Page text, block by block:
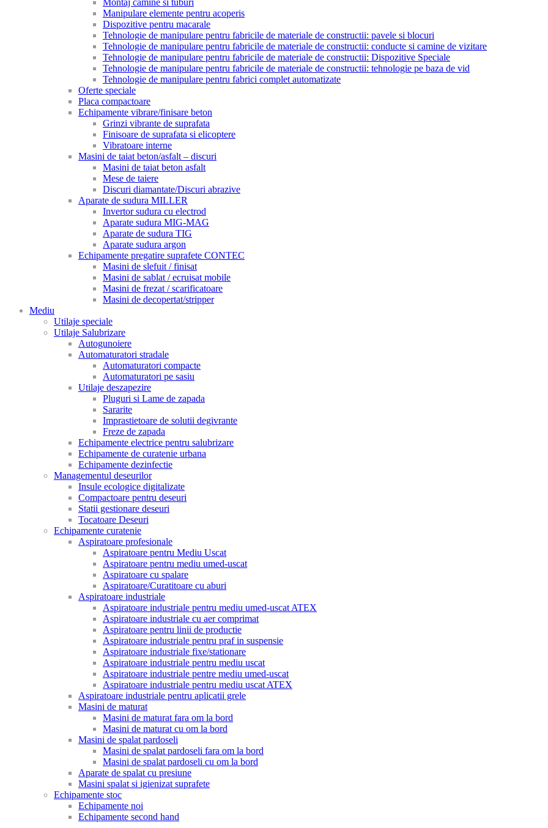
Montaj camine si tuburi
Manipulare elemente pentru acoperis
Dispozitive pentru macarale
Tehnologie de manipulare pentru fabricile de materiale de constructii: pavele si blocuri
Tehnologie de manipulare pentru fabricile de materiale de constructii: conducte si camine de vizitare
Tehnologie de manipulare pentru fabricile de materiale de constructii: Dispozitive Speciale
Tehnologie de manipulare pentru fabricile de materiale de constructii: tehnologie pe baza de vid
Tehnologie de manipulare pentru fabrici complet automatizate
Oferte speciale
Placa compactoare
Echipamente vibrare/finisare beton
Grinzi vibrante de suprafata
Finisoare de suprafata si elicoptere
Vibratoare interne
Masini de taiat beton/asfalt – discuri
Masini de taiat beton asfalt
Mese de taiere
Discuri diamantate/Discuri abrazive
Aparate de sudura MILLER
Invertor sudura cu electrod
Aparate sudura MIG-MAG
Aparate de sudura TIG
Aparate sudura argon
Echipamente pregatire suprafete CONTEC
Masini de slefuit / finisat
Masini de sablat / ecruisat mobile
Masini de frezat / scarificatoare
Masini de decopertat/stripper
Mediu
Utilaje speciale
Utilaje Salubrizare
Autogunoiere
Automaturatori stradale
Automaturatori compacte
Automaturatori pe sasiu
Utilaje deszapezire
Pluguri si Lame de zapada
Sararite
Imprastietoare de solutii degivrante
Freze de zapada
Echipamente electrice pentru salubrizare
Echipamente de curatenie urbana
Echipamente dezinfectie
Managementul deseurilor
Insule ecologice digitalizate
Compactoare pentru deseuri
Statii gestionare deseuri
Tocatoare Deseuri
Echipamente curatenie
Aspiratoare profesionale
Aspiratoare pentru Mediu Uscat
Aspiratoare pentru mediu umed-uscat
Aspiratoare cu spalare
Aspiratoare/Curatitoare cu aburi
Aspiratoare industriale
Aspiratoare industriale pentru mediu umed-uscat ATEX
Aspiratoare industriale cu aer comprimat
Aspiratoare pentru linii de productie
Aspiratoare industriale pentru praf in suspensie
Aspiratoare industriale fixe/stationare
Aspiratoare industriale pentru mediu uscat
Aspiratoare industriale pentre mediu umed-uscat
Aspiratoare industriale pentru mediu uscat ATEX
Aspiratoare industriale pentru aplicatii grele
Masini de maturat
Masini de maturat fara om la bord
Masini de maturat cu om la bord
Masini de spalat pardoseli
Masini de spalat pardoseli fara om la bord
Masini de spalat pardoseli cu om la bord
Aparate de spalat cu presiune
Masini spalat si igienizat suprafete
Echipamente stoc
Echipamente noi
Echipamente second hand